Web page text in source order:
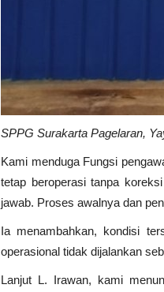
SPPG Surakarta Pagelaran,
Kami menduga Fungsi
tetap beroperasi tanpa
jawab. Proses awalnya dan
Ia menambahkan, kondisi
operasional tidak dijalankan
Lanjut L. Irawan, kami